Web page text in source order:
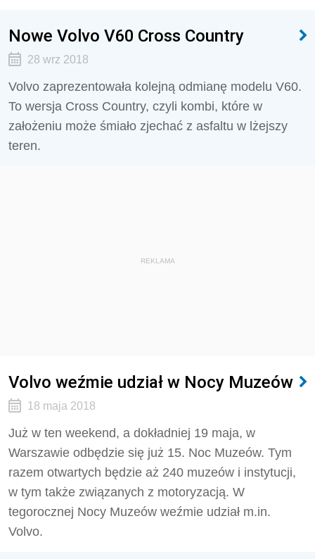
Nowe Volvo V60 Cross Country
28 wrz 2018
Volvo zaprezentowała kolejną odmianę modelu V60.
To wersja Cross Country, czyli kombi, które w
założeniu może śmiało zjechać z asfaltu w lżejszy
teren.
REKLAMA
Volvo weźmie udział w Nocy Muzeów
18 maja 2018
Już w ten weekend, a dokładniej 19 maja, w
Warszawie odbędzie się już 15. Noc Muzeów. Tym
razem otwartych będzie aż 240 muzeów i instytucji,
w tym także związanych z motoryzacją. W
tegorocznej Nocy Muzeów weźmie udział m.in.
Volvo.